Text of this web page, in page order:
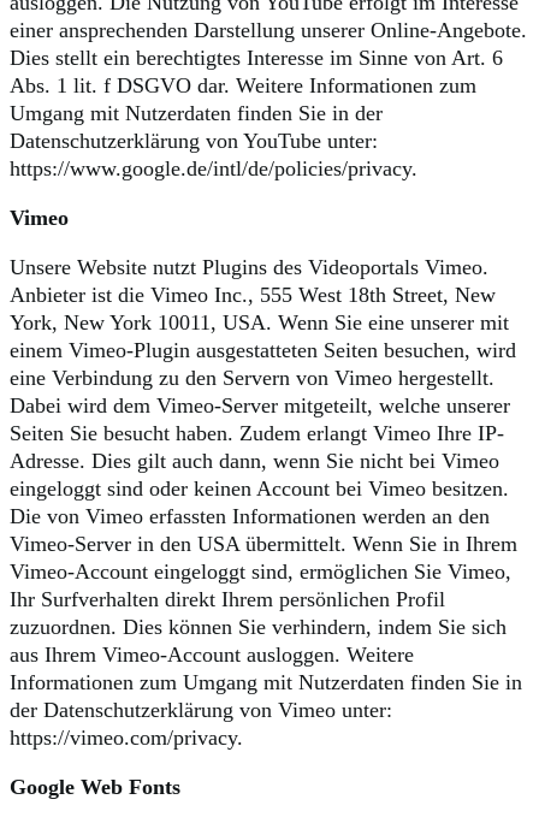
einer ansprechenden Darstellung unserer Online-Angebote.
Dies stellt ein berechtigtes Interesse im Sinne von Art. 6
Abs. 1 lit. f DSGVO dar. Weitere Informationen zum
Umgang mit Nutzerdaten finden Sie in der
Datenschutzerklärung von YouTube unter:
https://www.google.de/intl/de/policies/privacy.
Vimeo
Unsere Website nutzt Plugins des Videoportals Vimeo.
Anbieter ist die Vimeo Inc., 555 West 18th Street, New
York, New York 10011, USA. Wenn Sie eine unserer mit
einem Vimeo-Plugin ausgestatteten Seiten besuchen, wird
eine Verbindung zu den Servern von Vimeo hergestellt.
Dabei wird dem Vimeo-Server mitgeteilt, welche unserer
Seiten Sie besucht haben. Zudem erlangt Vimeo Ihre IP-
Adresse. Dies gilt auch dann, wenn Sie nicht bei Vimeo
eingeloggt sind oder keinen Account bei Vimeo besitzen.
Die von Vimeo erfassten Informationen werden an den
Vimeo-Server in den USA übermittelt. Wenn Sie in Ihrem
Vimeo-Account eingeloggt sind, ermöglichen Sie Vimeo,
Ihr Surfverhalten direkt Ihrem persönlichen Profil
zuzuordnen. Dies können Sie verhindern, indem Sie sich
aus Ihrem Vimeo-Account ausloggen. Weitere
Informationen zum Umgang mit Nutzerdaten finden Sie in
der Datenschutzerklärung von Vimeo unter:
https://vimeo.com/privacy.
Google Web Fonts